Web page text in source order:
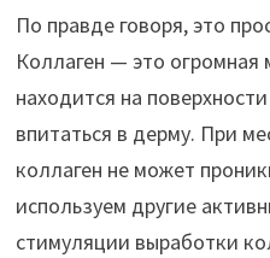
По правде говоря, это
Коллаген — это огромная
находится на
впитаться в дерму. При
коллаген не может
используем другие
стимуляции выработки